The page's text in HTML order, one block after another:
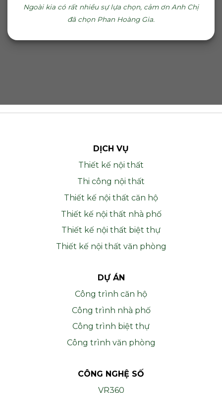
Ngoài kia có rất nhiều sự lựa chọn, cảm ơn Anh Chị
đã chọn Phan Hoàng Gia.
DỊCH VỤ
Thiết kế nội thất
Thi công nội thất
Thiết kế nội thất căn hộ
Thiết kế nội thất nhà phố
Thiết kế nội thất biệt thự
Thiết kế nội thất văn phòng
DỰ ÁN
Công trình căn hộ
Công trình nhà phố
Công trình biệt thự
Công trình văn phòng
CÔNG NGHỆ SỐ
VR360